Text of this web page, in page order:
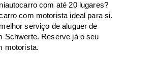
com até 20 lugares?
com motorista ideal para si.
serviço de aluguer de
Schwerte. Reserve já o seu
motorista.